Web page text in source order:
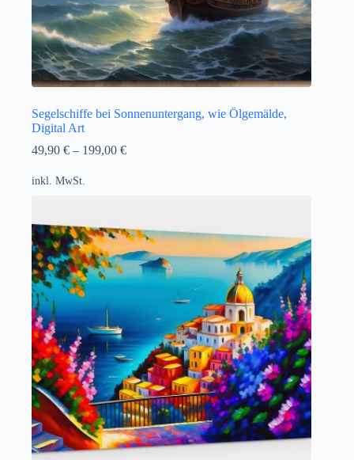
Segelschiffe bei Sonnenuntergang, wie Ölgemälde,
Digital Art
49,90 € – 199,00 €
inkl. MwSt.